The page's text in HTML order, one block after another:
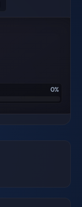
0%